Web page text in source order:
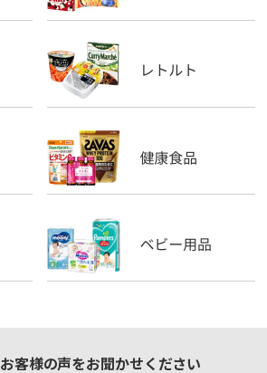
お客様の声をお聞かせください